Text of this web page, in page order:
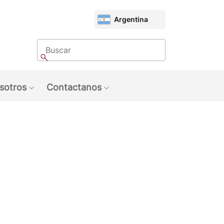
CHOOSE
MARKET
Argentina
Buscar
Buscar
Contactanos